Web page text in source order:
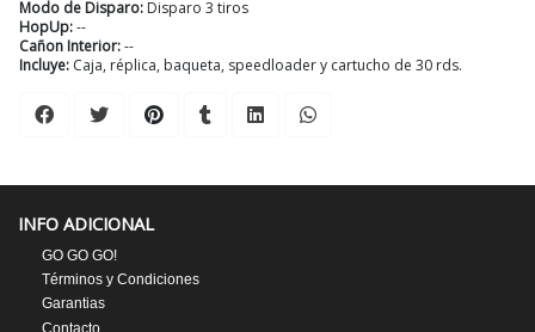
Modo de Disparo: Disparo 3 tiros
HopUp:--
Cañon Interior:--
Incluye: Caja, réplica, baqueta, speedloader y cartucho de 30 rds.
INFO ADICIONAL
GO GO GO!
Términos y Condiciones
Garantias
Contacto